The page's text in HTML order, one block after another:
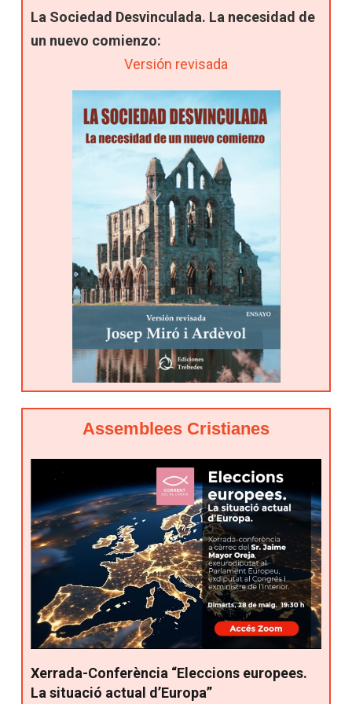
La Sociedad Desvinculada. La necesidad de
un nuevo comienzo:
Versión revisada
Assemblees Cristianes
Xerrada-Conferència “Eleccions europees.
La situació actual d’Europa”